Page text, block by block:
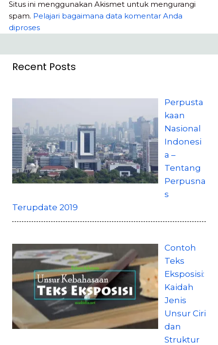
Situs ini menggunakan Akismet untuk mengurangi
spam. Pelajari bagaimana data komentar Anda
diproses
Recent Posts
Perpusta
kaan
Nasional
Indonesi
a –
Tentang
Perpusna
s
Terupdate 2019
Contoh
Teks
Eksposisi:
Kaidah
Jenis
Unsur Ciri
dan
Struktur